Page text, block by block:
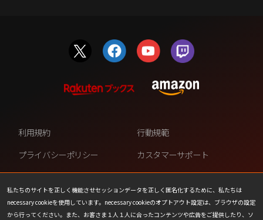
私たちのサイトを正しく機能させセッションデータを正しく匿名化するために、私たちは
necessary cookieを使用しています。necessary cookieのオプトアウト設定は、ブラウザの設定
から行ってください。また、お客さま１人１人に合ったコンテンツや広告をご提供したり、ソ
利用規約
行動規範
プライバシーポリシー
カスタマーサポート
ファンコンテンツ・ポリシー
個人情報の販売や共有を許可し
ない
COOKIE
プレスリリース